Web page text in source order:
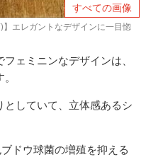
すべての画像
】エレガントなデザインに一目惚
ェミニンなデザインは、
していて、立体感あるシ
ドウ球菌の増殖を抑える